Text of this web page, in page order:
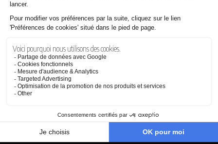
25.07.2026
Pourquoi les films de Steven Spielberg nous touchent autant